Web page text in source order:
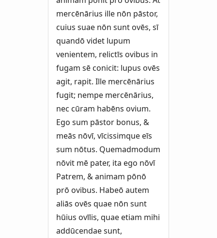
mercēnārius ille nōn pāstor,
cuius suae nōn sunt ovēs, sī
quandō videt lupum
venientem, relictīs ovibus in
fugam sē conicit: lupus ovēs
agit, rapit. Ille mercēnārius
fugit; nempe mercēnārius,
nec cūram habēns ovium.
Ego sum pāstor bonus, &
meās nōvī, vīcissimque eīs
sum nōtus. Quemadmodum
nōvit mē pater, ita ego nōvī
Patrem, & animam pōnō
prō ovibus. Habeō autem
aliās ovēs quae nōn sunt
hūius ovīlis, quae etiam mihi
addūcendae sunt,